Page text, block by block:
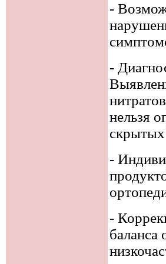
-
-
нельзя
-
-
баланса